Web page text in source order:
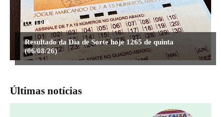
LOTERIA
Resultado da Dia de Sorte hoje 1265 de quinta
(06/08/26)
Últimas notícias